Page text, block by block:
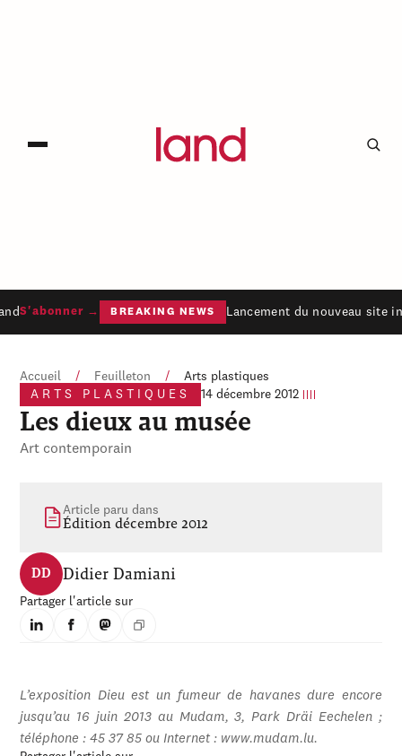
S'abonner → BREAKING NEWS Lancement du nouveau site
Accueil / Feuilleton /
Arts plastiques
ARTS PLASTIQUES
14 décembre 2012
Les dieux au musée
Art contemporain
Article paru dans
Édition décembre 2012
DD Didier Damiani
Partager l'article sur
L’exposition Dieu est un fumeur de havanesdure encore
jusqu’au 16 juin 2013 au Mudam, 3, Park Dräi Eechelen ;
téléphone : 45 37 85 ou Internet : www.mudam.lu.